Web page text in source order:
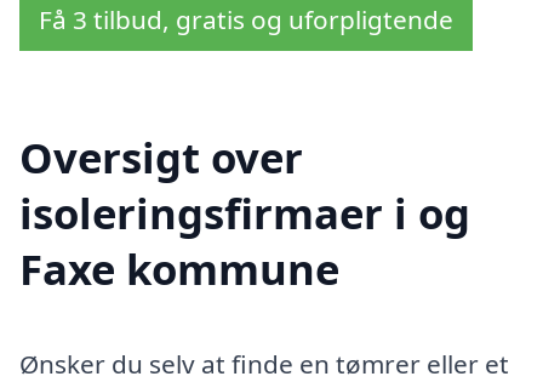
Få 3 tilbud, gratis og uforpligtende
Oversigt over
isoleringsfirmaer i og
Faxe kommune
Ønsker du selv at finde en tømrer eller et